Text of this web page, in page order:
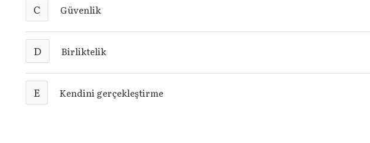
C Güvenlik
D Birliktelik
E Kendini gerçekleştirme